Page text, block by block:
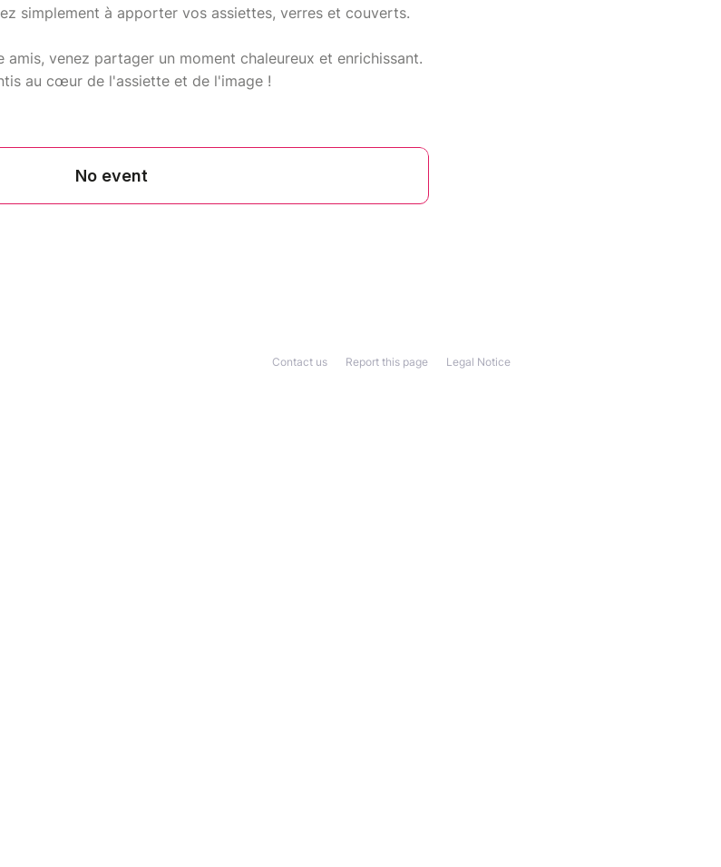
simplement à apporter vos assiettes, verres et couverts.
amis, venez partager un moment chaleureux et enrichissant.
au cœur de l'assiette et de l'image !
Legal Notice
Report this page
Contact us